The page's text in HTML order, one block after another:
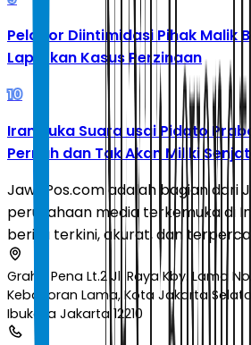
Pelapor Diintimidasi Pihak Malik
Laporkan Kasus Perzinaan
10
Iran Buka Suara usai Pidato
Pernah dan Tak Akan Miliki
JawaPos.com adalah bagian dari
perusahaan media terkemuka di
berita terkini, akurat, dan
Graha Pena Lt.2 Jl. Raya Kby. Lama
Kebayoran Lama, Kota Jakarta
Ibukota Jakarta 12210